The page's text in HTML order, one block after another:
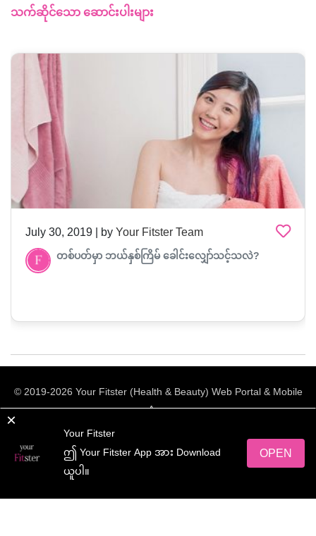
×
Your Fitster
ဤ Your Fitster App အား Download
ယူပါ။
OPEN
သက်ဆိုင်သော ဆောင်းပါးများ
July 30, 2019 | byYour Fitster Team
တစ်ပတ်မှာ ဘယ်နှစ်ကြိမ် ခေါင်းလျှော်သင့်သလဲ?
© 2019-2026 Your Fitster (Health & Beauty) Web Portal & Mobile
App.
Web DesignbyNetScriper